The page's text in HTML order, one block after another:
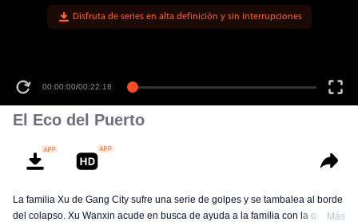
Disfruta de series en alta definición y sin interrupciones
00:00:00/00:22:18
El Eco del Puerto
La familia Xu de Gang City sufre una serie de golpes y se tambalea al borde
del colapso. Xu Wanxin acude en busca de ayuda a la familia con la que Más